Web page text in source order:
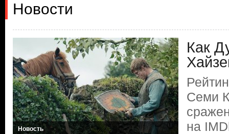
Новости
Новость
Как
Семи
на